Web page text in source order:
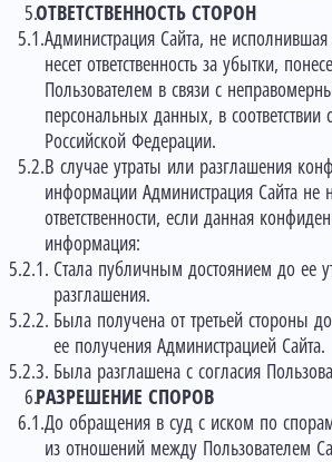
ОТВЕТСТВЕННОСТЬ СТОРОН
Администрация Сайта, не исполнившая
несет ответственность за убытки,
Пользователем в связи с
персональных данных, в соответствии
Российской Федерации.
В случае утраты или разглашения
информации Администрация Сайта не
ответственности, если данная
информация:
Стала публичным достоянием до ее
разглашения.
Была получена от третьей стороны
ее получения Администрацией Сайта.
Была разглашена с согласия
РАЗРЕШЕНИЕ СПОРОВ
До обращения в суд с иском по
из отношений между Пользователем